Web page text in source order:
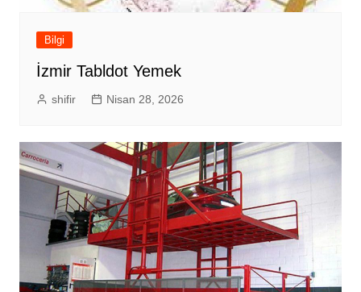
Bilgi
İzmir Tabldot Yemek
shifir Nisan 28, 2026